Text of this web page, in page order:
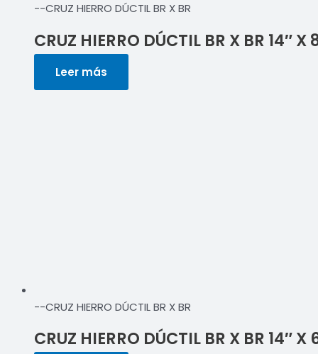
--CRUZ HIERRO DÚCTIL BR X BR
CRUZ HIERRO DÚCTIL BR X BR 14″ X
Leer más
--CRUZ HIERRO DÚCTIL BR X BR
CRUZ HIERRO DÚCTIL BR X BR 14″ X